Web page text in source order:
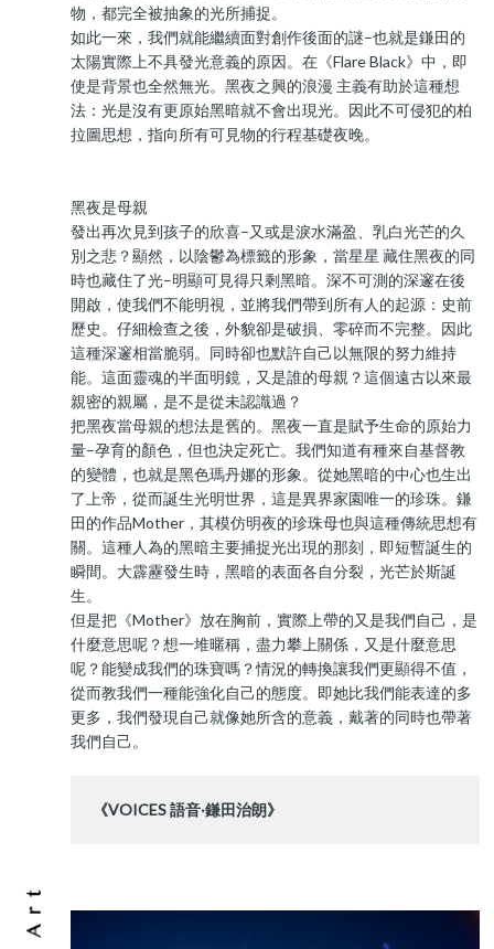
物，都完全被抽象的光所捕捉。
如此一來，我們就能繼續面對創作後面的謎–也就是鎌田的
太陽實際上不具發光意義的原因。在《Flare Black》中，即
使是背景也全然無光。黑夜之興的浪漫 主義有助於這種想
法：光是沒有更原始黑暗就不會出現光。因此不可侵犯的柏
拉圖思想，指向所有可見物的行程基礎夜晚。
黑夜是母親
發出再次見到孩子的欣喜–又或是淚水滿盈、乳白光芒的久
別之悲？顯然，以陰鬱為標籤的形象，當星星 藏住黑夜的同
時也藏住了光–明顯可見得只剩黑暗。深不可測的深邃在後
開啟，使我們不能明視，並將我們帶到所有人的起源：史前
歷史。仔細檢查之後，外貌卻是破損、零碎而不完整。因此
這種深邃相當脆弱。同時卻也默許自己以無限的努力維持
能。這面靈魂的半面明鏡，又是誰的母親？這個遠古以來最
親密的親屬，是不是從未認識過？
把黑夜當母親的想法是舊的。黑夜一直是賦予生命的原始力
量–孕育的顏色，但也決定死亡。我們知道有種來自基督教
的變體，也就是黑色瑪丹娜的形象。從她黑暗的中心也生出
了上帝，從而誕生光明世界，這是異界家園唯一的珍珠。鎌
田的作品Mother，其模仿明夜的珍珠母也與這種傳統思想有
關。這種人為的黑暗主要捕捉光出現的那刻，即短暫誕生的
瞬間。大霹靂發生時，黑暗的表面各自分裂，光芒於斯誕
生。
但是把《Mother》放在胸前，實際上帶的又是我們自己，是
什麼意思呢？想一堆暱稱，盡力攀上關係，又是什麼意思
呢？能變成我們的珠寶嗎？情況的轉換讓我們更顯得不值，
從而教我們一種能強化自己的態度。即她比我們能表達的多
更多，我們發現自己就像她所含的意義，戴著的同時也帶著
我們自己。
《VOICES 語音‧鎌田治朗》